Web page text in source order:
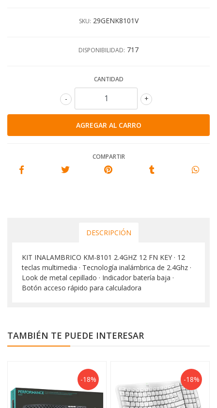
SKU: 29GENK8101V
DISPONIBILIDAD: 717
CANTIDAD
+
-
COMPARTIR
DESCRIPCIÓN
KIT INALAMBRICO KM-8101 2.4GHZ 12 FN KEY · 12
teclas multimedia · Tecnología inalámbrica de 2.4Ghz ·
Look de metal cepillado · Indicador batería baja ·
Botón acceso rápido para calculadora
TAMBIÉN TE PUEDE INTERESAR
-18% -18%